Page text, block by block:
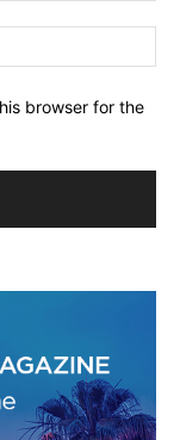
browser for the